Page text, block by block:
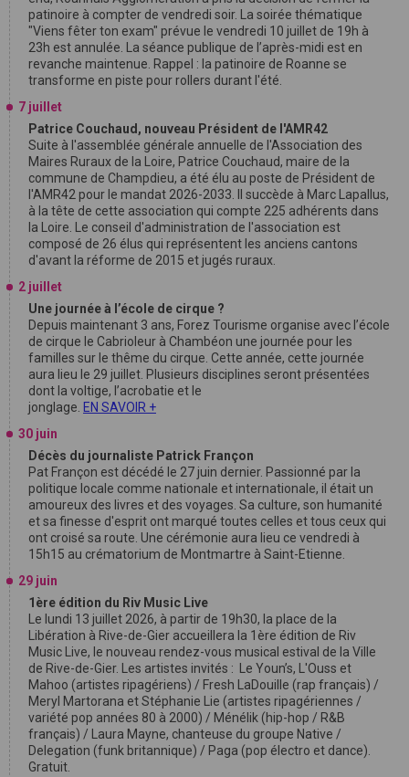
patinoire à compter de vendredi soir. La soirée thématique
"Viens fêter ton exam" prévue le vendredi 10 juillet de 19h à
23h est annulée. La séance publique de l’après-midi est en
revanche maintenue. Rappel : la patinoire de Roanne se
transforme en piste pour rollers durant l'été.
7 juillet
Patrice Couchaud, nouveau Président de l'AMR42
Suite à l'assemblée générale annuelle de l'Association des
Maires Ruraux de la Loire, Patrice Couchaud, maire de la
commune de Champdieu, a été élu au poste de Président de
l'AMR42 pour le mandat 2026-2033. Il succède à Marc Lapallus,
à la tête de cette association qui compte 225 adhérents dans
la Loire. Le conseil d'administration de l'association est
composé de 26 élus qui représentent les anciens cantons
d'avant la réforme de 2015 et jugés ruraux.
2 juillet
Une journée à l’école de cirque ?
Depuis maintenant 3 ans, Forez Tourisme organise avec l’école
de cirque le Cabrioleur à Chambéon une journée pour les
familles sur le thême du cirque. Cette année, cette journée
aura lieu le 29 juillet. Plusieurs disciplines seront présentées
dont la voltige, l’acrobatie et le
jonglage. EN SAVOIR +
30 juin
Décès du journaliste Patrick Françon
Pat Françon est décédé le 27 juin dernier. Passionné par la
politique locale comme nationale et internationale, il était un
amoureux des livres et des voyages. Sa culture, son humanité
et sa finesse d'esprit ont marqué toutes celles et tous ceux qui
ont croisé sa route. Une cérémonie aura lieu ce vendredi à
15h15 au crématorium de Montmartre à Saint-Etienne.
29 juin
1ère édition du Riv Music Live
Le lundi 13 juillet 2026, à partir de 19h30, la place de la
Libération à Rive-de-Gier accueillera la 1ère édition de Riv
Music Live, le nouveau rendez-vous musical estival de la Ville
de Rive-de-Gier. Les artistes invités : Le Youn’s, L'Ouss et
Mahoo (artistes ripagériens) / Fresh LaDouille (rap français) /
Meryl Martorana et Stéphanie Lie (artistes ripagériennes /
variété pop années 80 à 2000) / Ménélik (hip-hop / R&B
français) / Laura Mayne, chanteuse du groupe Native /
Delegation (funk britannique) / Paga (pop électro et dance).
Gratuit.